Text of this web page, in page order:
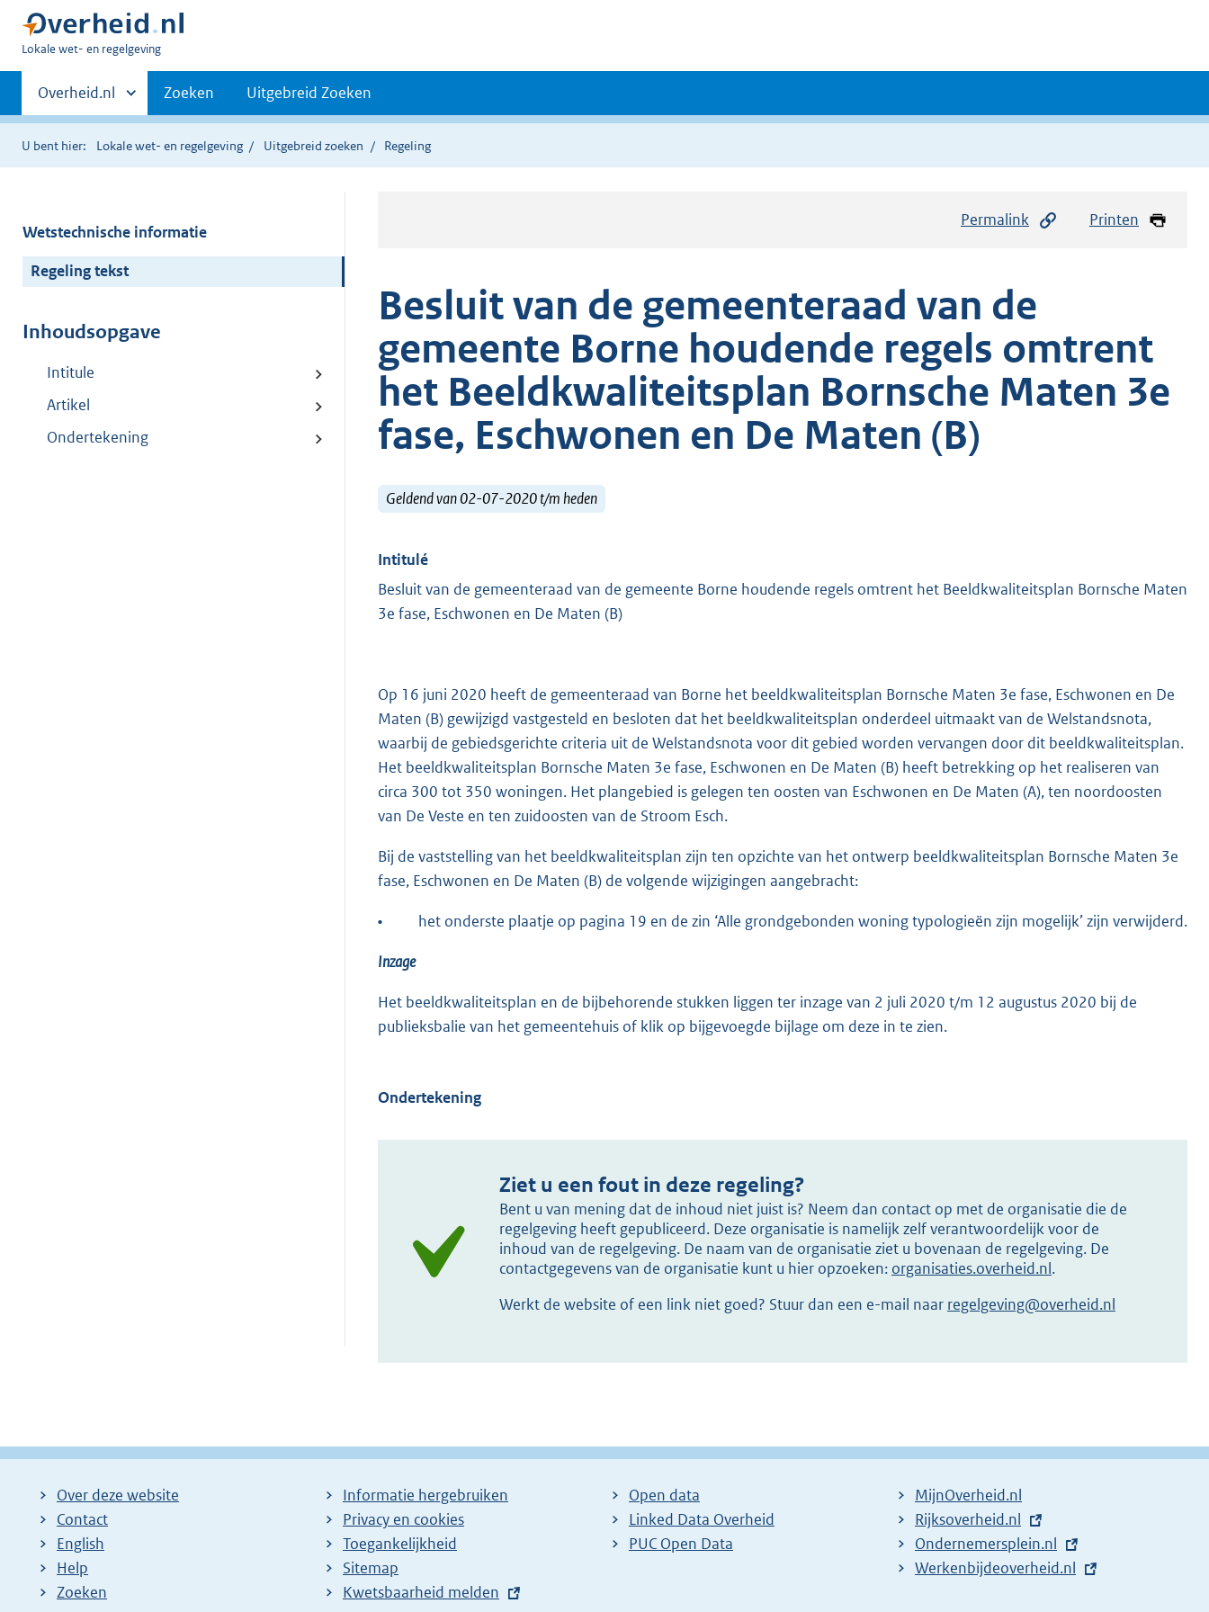
U
hier:
Lokale wet- en regelgeving
Primaire
navigatie
Andere
sites
binnen
Overheid.nl Zoeken Uitgebreid Zoeken
U bent hier: Lokale wet- en regelgeving Uitgebreid zoeken Regeling
Wetstechnische informatie
Regeling tekst
Inhoudsopgave
Intitule
Artikel
Ondertekening
Permalink Printen
Besluit van de gemeenteraad van de
gemeente Borne houdende regels omtrent
het Beeldkwaliteitsplan Bornsche Maten 3e
fase, Eschwonen en De Maten (B)
Geldend van 02-07-2020 t/m heden
Intitulé
Besluit van de gemeenteraad van de gemeente Borne houdende regels omtrent het Beeldkwaliteitsplan Bornsche Maten
3e fase, Eschwonen en De Maten (B)
Op 16 juni 2020 heeft de gemeenteraad van Borne het beeldkwaliteitsplan Bornsche Maten 3e fase, Eschwonen en De
Maten (B) gewijzigd vastgesteld en besloten dat het beeldkwaliteitsplan onderdeel uitmaakt van de Welstandsnota,
waarbij de gebiedsgerichte criteria uit de Welstandsnota voor dit gebied worden vervangen door dit beeldkwaliteitsplan.
Het beeldkwaliteitsplan Bornsche Maten 3e fase, Eschwonen en De Maten (B) heeft betrekking op het realiseren van
circa 300 tot 350 woningen. Het plangebied is gelegen ten oosten van Eschwonen en De Maten (A), ten noordoosten
van De Veste en ten zuidoosten van de Stroom Esch.
Bij de vaststelling van het beeldkwaliteitsplan zijn ten opzichte van het ontwerp beeldkwaliteitsplan Bornsche Maten 3e
fase, Eschwonen en De Maten (B) de volgende wijzigingen aangebracht:
• het onderste plaatje op pagina 19 en de zin ‘Alle grondgebonden woning typologieën zijn mogelijk’ zijn verwijderd.
Inzage
Het beeldkwaliteitsplan en de bijbehorende stukken liggen ter inzage van 2 juli 2020 t/m 12 augustus 2020 bij de
publieksbalie van het gemeentehuis of klik op bijgevoegde bijlage om deze in te zien.
Ondertekening
Ziet u een fout in deze regeling?
Bent u van mening dat de inhoud niet juist is? Neem dan contact op met de organisatie die de
regelgeving heeft gepubliceerd. Deze organisatie is namelijk zelf verantwoordelijk voor de
inhoud van de regelgeving. De naam van de organisatie ziet u bovenaan de regelgeving. De
contactgegevens van de organisatie kunt u hier opzoeken: organisaties.overheid.nl.
Werkt de website of een link niet goed? Stuur dan een e-mail naar regelgeving@overheid.nl
Over deze website
Contact
English
Help
Zoeken
Informatie hergebruiken
Privacy en cookies
Toegankelijkheid
Sitemap
E
Kwetsbaarheid melden
Open data
Linked Data Overheid
PUC Open Data
MijnOverheid.nl
E
x
t
Rijksoverheid.nl
E
x
Ondernemersplein.nl
E
Werkenbijdeoverheid.nl